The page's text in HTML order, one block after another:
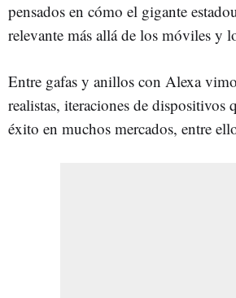
pensados en cómo el gigante
relevante más allá de los móviles y
Entre gafas y anillos con Alexa
realistas, iteraciones de dispositivos
éxito en muchos mercados, entre